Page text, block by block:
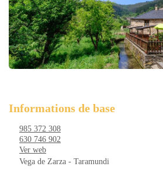
Informations de base
985 372 308
630 746 902
Ver web
Vega de Zarza - Taramundi